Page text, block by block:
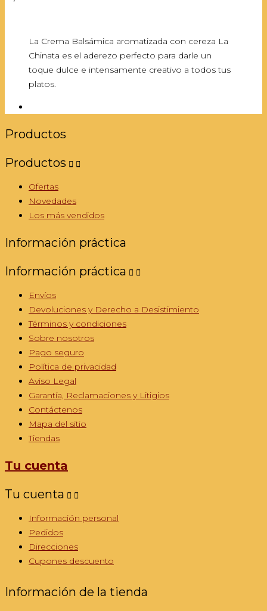
La Crema Balsámica aromatizada con cereza La
Chinata es el aderezo perfecto para darle un
toque dulce e intensamente creativo a todos tus
platos.
Productos
Productos  
Ofertas
Novedades
Los más vendidos
Información práctica
Información práctica  
Envíos
Devoluciones y Derecho a Desistimiento
Términos y condiciones
Sobre nosotros
Pago seguro
Política de privacidad
Aviso Legal
Garantía, Reclamaciones y Litigios
Contáctenos
Mapa del sitio
Tiendas
Tu cuenta
Tu cuenta  
Información personal
Pedidos
Direcciones
Cupones descuento
Información de la tienda